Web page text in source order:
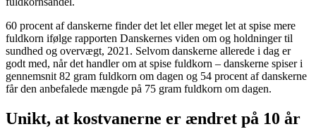
60 procent af danskerne finder det let eller meget let at spise mere
fuldkorn ifølge rapporten Danskernes viden om og holdninger til
sundhed og overvægt, 2021. Selvom danskerne allerede i dag er
godt med, når det handler om at spise fuldkorn – danskerne spiser i
gennemsnit 82 gram fuldkorn om dagen og 54 procent af danskerne
får den anbefalede mængde på 75 gram fuldkorn om dagen.
Unikt, at kostvanerne er ændret på 10 år